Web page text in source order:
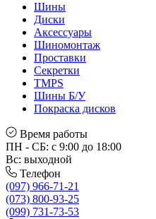
Шины
Диски
Аксессуары
Шиномонтаж
Проставки
Секретки
TMPS
Шины Б/У
Покраска дисков
Время работы
ПН - СБ: с 9:00 до 18:00
Вс: выходной
Телефон
(097) 966-71-21
(073) 800-93-25
(099) 731-73-53